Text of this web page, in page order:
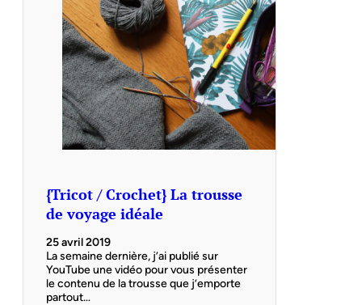
{Tricot / Crochet} La trousse
de voyage idéale
25 avril 2019
La semaine dernière, j’ai publié sur
YouTube une vidéo pour vous présenter
le contenu de la trousse que j’emporte
partout…